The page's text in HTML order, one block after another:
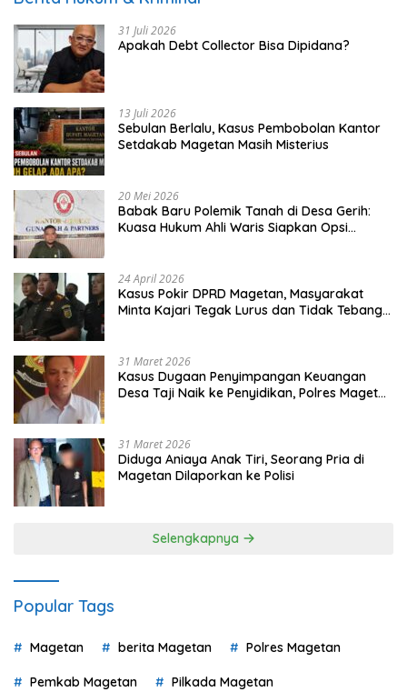
31 Juli 2026
Apakah Debt Collector Bisa Dipidana?
13 Juli 2026
Sebulan Berlalu, Kasus Pembobolan Kantor
Setdakab Magetan Masih Misterius
20 Mei 2026
Babak Baru Polemik Tanah di Desa Gerih:
Kuasa Hukum Ahli Waris Siapkan Opsi
24 April 2026
Kasus Pokir DPRD Magetan, Masyarakat
Minta Kajari Tegak Lurus dan Tidak Tebang
31 Maret 2026
Kasus Dugaan Penyimpangan Keuangan
Desa Taji Naik ke Penyidikan, Polres Magetan
31 Maret 2026
Diduga Aniaya Anak Tiri, Seorang Pria di
Magetan Dilaporkan ke Polisi
Selengkapnya
Popular Tags
Magetan berita Magetan Polres Magetan
Pemkab Magetan Pilkada Magetan